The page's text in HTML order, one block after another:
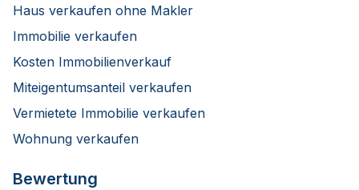
Haus verkaufen ohne Makler
Immobilie verkaufen
Kosten Immobilienverkauf
Miteigentumsanteil verkaufen
Vermietete Immobilie verkaufen
Wohnung verkaufen
Bewertung